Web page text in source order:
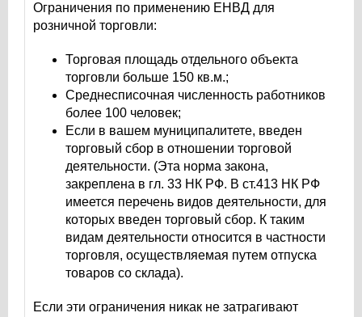
Ограничения по применению ЕНВД для
розничной торговли:
Торговая площадь отдельного объекта
торговли больше 150 кв.м.;
Среднесписочная численность работников
более 100 человек;
Если в вашем муниципалитете, введен
торговый сбор в отношении торговой
деятельности. (Эта норма закона,
закреплена в гл. 33 НК РФ. В ст.413 НК РФ
имеется перечень видов деятельности, для
которых введен торговый сбор. К таким
видам деятельности относится в частности
торговля, осуществляемая путем отпуска
товаров со склада).
Если эти ограничения никак не затрагивают